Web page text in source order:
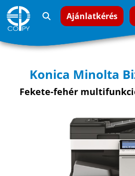
Ajánlatkérés
Konica Minolta
Fekete-fehér